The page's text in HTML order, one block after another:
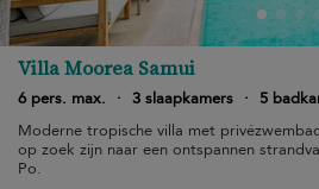
Villa Moorea Samui
6 pers. max. · 3 slaapkamers ·
5
Moderne tropische villa met
op zoek zijn naar een ontspannen
Po.